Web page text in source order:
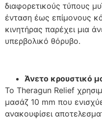
διαφορετικούς τύπους
ένταση έως επίμονους
κινητήρας παρέχει μια
υπερβολικό θόρυβο.
Άνετο κρουστικό
Το Theragun Relief
μασάζ 10 mm που
ανακουφίσει